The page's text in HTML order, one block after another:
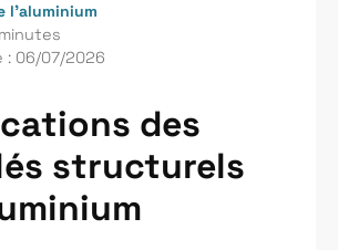
l’aluminium
: 06/07/2026
des
structurels